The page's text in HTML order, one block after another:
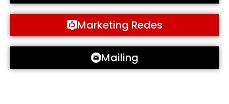
Marketing Redes
Mailing